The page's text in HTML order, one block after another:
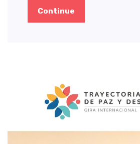
Continue